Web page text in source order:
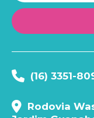
(16) 3351-
Rodovia